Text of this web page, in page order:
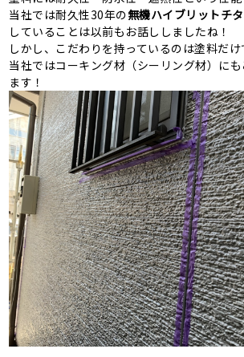
当社では耐久性30年の無機ハイブリットチ
していることは以前もお話ししましたね！
しかし、こだわりを持っているのは塗料だけ
当社ではコーキング材（シーリング材）に
ます！